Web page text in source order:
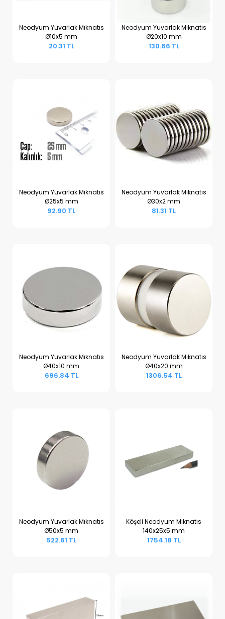
Sepete Ekle
Neodyum Yuvarlak Mıknatıs
Ø10x5 mm
20.31 TL
Sepete Ekle
Neodyum Yuvarlak Mıknatıs
Ø20x10 mm
130.66 TL
Sepete Ekle
Neodyum Yuvarlak Mıknatıs
Ø25x5 mm
92.90 TL
Sepete Ekle
Neodyum Yuvarlak Mıknatıs
Ø30x2 mm
81.31 TL
Sepete Ekle
Neodyum Yuvarlak Mıknatıs
Ø40x10 mm
696.84 TL
Sepete Ekle
Neodyum Yuvarlak Mıknatıs
Ø40x20 mm
1306.54 TL
Sepete Ekle
Neodyum Yuvarlak Mıknatıs
Ø50x5 mm
522.61 TL
Sepete Ekle
Köşeli Neodyum Mıknatıs
140x25x5 mm
1754.18 TL